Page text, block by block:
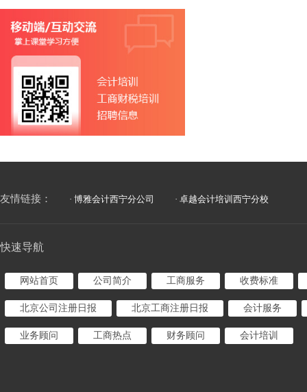
友情链接： · 博雅会计西宁分公司 · 卓越会计培训西宁分校
快速导航
网站首页 公司简介 工商服务 收费标准
北京公司注册日报 北京工商注册日报 会计服务
业务顾问 工商热点 财务顾问 会计培训